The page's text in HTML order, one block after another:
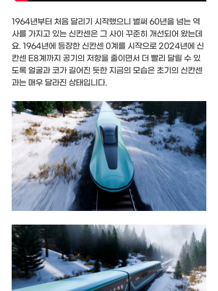
1964년부터 처음 달리기 시작했으니 벌써 60년을 넘는 역
사를 가지고 있는 신칸센은 그 사이 꾸준히 개선되어 왔는데
요. 1964년에 등장한 신칸센 0계를 시작으로 2024년에 신
칸센 E8계까지 공기의 저항을 줄이면서 더 빨리 달릴 수 있
도록 얼굴과 코가 길어진 듯한 지금의 모습은 초기의 신칸센
과는 매우 달라진 상태입니다.